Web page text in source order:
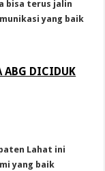
bisa terus jalin
yang baik
ABG DICIDUK
Lahat ini
yang baik